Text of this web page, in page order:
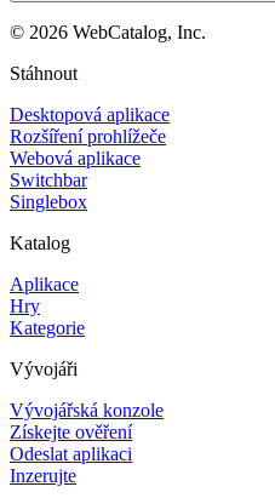
© 2026 WebCatalog, Inc.
Stáhnout
Desktopová aplikace
Rozšíření prohlížeče
Webová aplikace
Switchbar
Singlebox
Katalog
Aplikace
Hry
Kategorie
Vývojáři
Vývojářská konzole
Získejte ověření
Odeslat aplikaci
Inzerujte